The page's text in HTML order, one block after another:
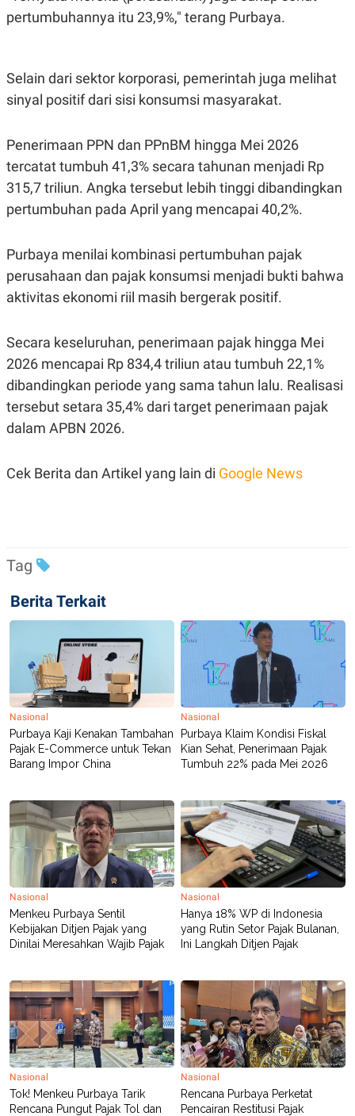
C
A
L
E
I
G
G
N
N
T
K
E
R
A
M
E
E
E
R
A
R
T
S
N
G
M
D
SITEMAPPROFILETERM
USE
PEDOMAN
PEMBERITAAN
SIBER
PRIVACY
POLICY
pertumbuhannya itu 23,9%," terang Purbaya.
Selain dari sektor korporasi, pemerintah juga melihat
sinyal positif dari sisi konsumsi masyarakat.
Penerimaan PPN dan PPnBM hingga Mei 2026
tercatat tumbuh 41,3% secara tahunan menjadi Rp
315,7 triliun. Angka tersebut lebih tinggi dibandingkan
pertumbuhan pada April yang mencapai 40,2%.
Purbaya menilai kombinasi pertumbuhan pajak
perusahaan dan pajak konsumsi menjadi bukti bahwa
aktivitas ekonomi riil masih bergerak positif.
Secara keseluruhan, penerimaan pajak hingga Mei
2026 mencapai Rp 834,4 triliun atau tumbuh 22,1%
dibandingkan periode yang sama tahun lalu. Realisasi
tersebut setara 35,4% dari target penerimaan pajak
dalam APBN 2026.
Cek Berita dan Artikel yang lain di Google News
Tag
Berita Terkait
Nasional
Purbaya Kaji Kenakan Tambahan
Pajak E-Commerce untuk Tekan
Barang Impor China
Nasional
Purbaya Klaim Kondisi Fiskal
Kian Sehat, Penerimaan Pajak
Tumbuh 22% pada Mei 2026
Nasional
Menkeu Purbaya Sentil
Kebijakan Ditjen Pajak yang
Dinilai Meresahkan Wajib Pajak
Nasional
Hanya 18% WP di Indonesia
yang Rutin Setor Pajak Bulanan,
Ini Langkah Ditjen Pajak
Nasional
Tok! Menkeu Purbaya Tarik
Rencana Pungut Pajak Tol dan
Nasional
Rencana Purbaya Perketat
Pencairan Restitusi Pajak